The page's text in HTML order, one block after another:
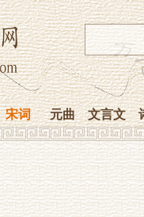
宋词 元曲 文言文